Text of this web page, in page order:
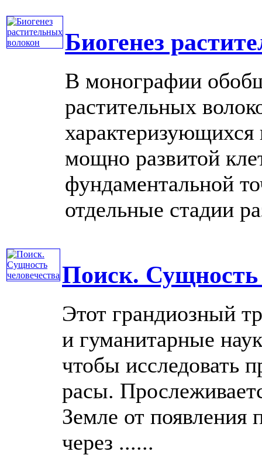
Биогенез
В монографии
растительных
мощно развитой
фундаментальной
отдельные стадии
Поиск. Сущность
Этот грандиозный
и гуманитарные
чтобы исследовать
расы.
Земле от появления
через ......